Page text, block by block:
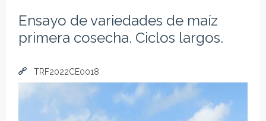
Ensayo de variedades de maíz
primera cosecha. Ciclos largos.
TRF2022CE0018